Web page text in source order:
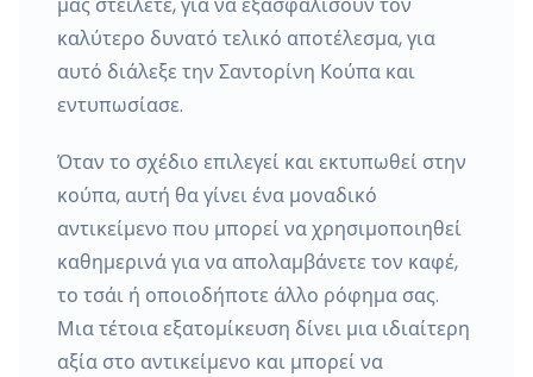
καλύτερο δυνατό τελικό αποτέλεσμα, για
αυτό διάλεξε την Σαντορίνη Κούπα και
εντυπωσίασε.
Όταν το σχέδιο επιλεγεί και εκτυπωθεί στην
κούπα, αυτή θα γίνει ένα μοναδικό
αντικείμενο που μπορεί να χρησιμοποιηθεί
καθημερινά για να απολαμβάνετε τον καφέ,
το τσάι ή οποιοδήποτε άλλο ρόφημα σας.
Μια τέτοια εξατομίκευση δίνει μια ιδιαίτερη
αξία στο αντικείμενο και μπορεί να